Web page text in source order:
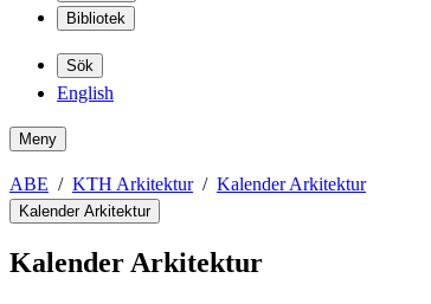
Bibliotek
Sök
English
Meny
ABE KTH Arkitektur Kalender Arkitektur
Kalender Arkitektur
Kalender Arkitektur